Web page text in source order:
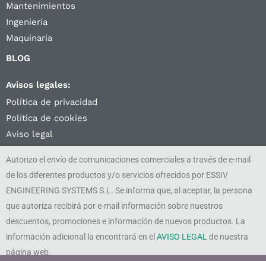
Mantenimientos
Ingeniería
Maquinaria
BLOG
Avisos legales:
Política de privacidad
Política de cookies
Aviso legal
Autorizo el envío de comunicaciones comerciales a través de e-mail
de los diferentes productos y/o servicios ofrecidos por ESSIV
ENGINEERING SYSTEMS S.L. Se informa que, al aceptar, la persona
que autoriza recibirá por e-mail información sobre nuestros
descuentos, promociones e información de nuevos productos. La
información adicional la encontrará en elAVISO LEGAL de nuestra
página web.